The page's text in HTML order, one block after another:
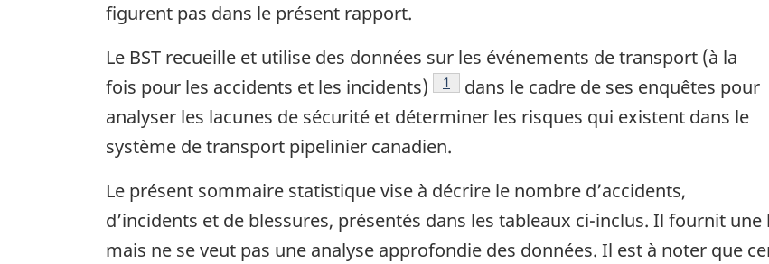
figurent pas dans le présent rapport.
Le BST recueille et utilise des données sur les événements de transport (à la
fois pour les accidents et les incidents)
Note de bas de page
1
dans le cadre de ses enquêtes pour
analyser les lacunes de sécurité et déterminer les risques qui existent dans le
système de transport pipelinier canadien.
Le présent sommaire statistique vise à décrire le nombre d’accidents,
d’incidents et de blessures, présentés dans les tableaux ci-inclus. Il fournit
mais ne se veut pas une analyse approfondie des données. Il est à noter que